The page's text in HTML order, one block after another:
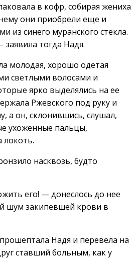
в кофр, собирая жениха
они приобрели еще и
из синего муранского стекла.
заявила тогда Надя.
молодая, хорошо одетая
светлыми волосами и
ярко выделялись на ее
Ржевского под руку и
а он, склонившись, слушал,
ухоженные пальцы,
локоть.
насквозь, будто
его! — донеслось до нее
шум закипевшей крови в
Надя и перевела на
ставший больным, как у